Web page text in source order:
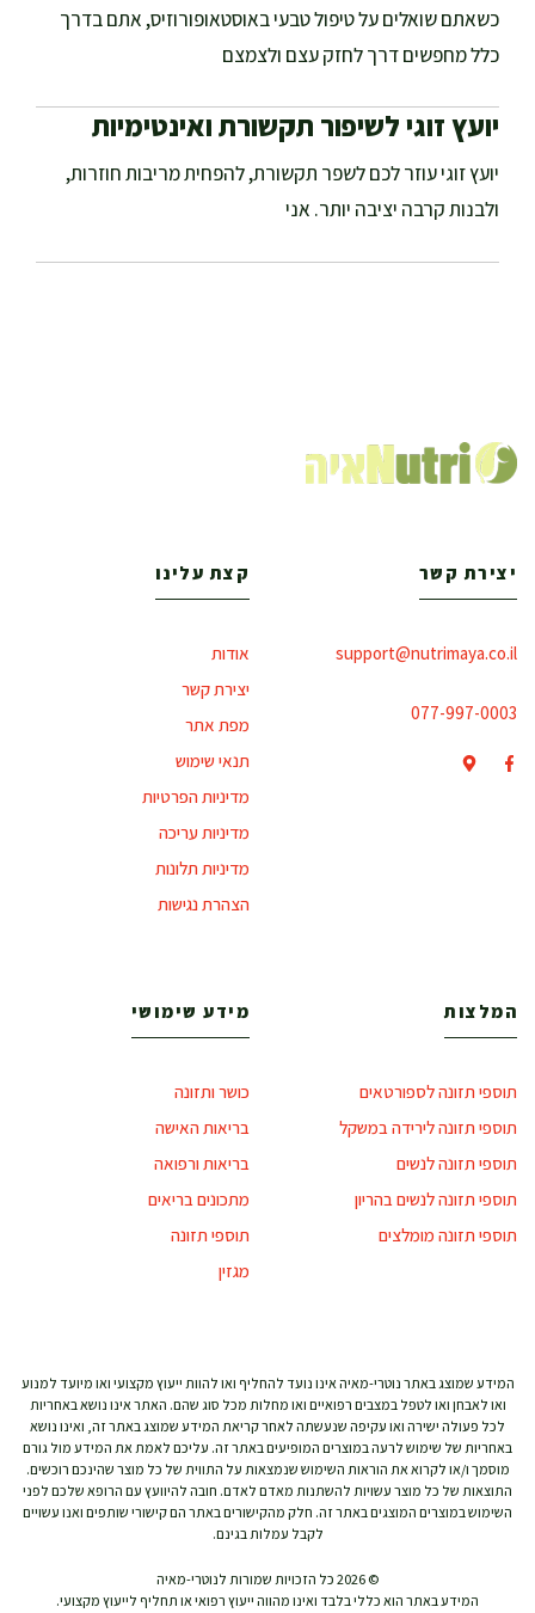
כשאתם שואלים על טיפול טבעי באוסטאופורוזיס, אתם בדרך
כלל מחפשים דרך לחזק עצם ולצמצם
יועץ זוגי לשיפור תקשורת ואינטימיות
יועץ זוגי עוזר לכם לשפר תקשורת, להפחית מריבות חוזרות,
ולבנות קרבה יציבה יותר. אני
יצירת קשר
support@nutrimaya.co.il
077-997-0003
קצת עלינו
אודות
יצירת קשר
מפת אתר
תנאי שימוש
מדיניות הפרטיות
מדיניות עריכה
מדיניות תלונות
הצהרת נגישות
המלצות
תוספי תזונה לספורטאים
תוספי תזונה לירידה במשקל
תוספי תזונה לנשים
תוספי תזונה לנשים בהריון
תוספי תזונה מומלצים
מידע שימושי
כושר ותזונה
בריאות האישה
בריאות ורפואה
מתכונים בריאים
תוספי תזונה
מגזין
המידע שמוצג באתר נוטרי-מאיה אינו נועד להחליף ואו להוות ייעוץ מקצועי ואו מיועד למנוע
ואו לאבחן ואו לטפל במצבים רפואיים ואו מחלות מכל סוג שהם. האתר אינו נושא באחריות
לכל פעולה ישירה ואו עקיפה שנעשתה לאחר קריאת המידע שמוצג באתר זה, ואינו נושא
באחריות של שימוש לרעה במוצרים המופיעים באתר זה. עליכם לאמת את המידע מול גורם
מוסמך ו/או לקרוא את הוראות השימוש שנמצאות על התווית של כל מוצר שהינכם רוכשים.
התוצאות של כל מוצר עשויות להשתנות מאדם לאדם. חובה להיוועץ עם הרופא שלכם לפני
השימוש במוצרים המוצגים באתר זה. חלק מהקישורים באתר הם קישורי שותפים ואנו עשויים
לקבל עמלות בגינם.
© 2026 כל הזכויות שמורות לנוטרי-מאיה
המידע באתר הוא כללי בלבד ואינו מהווה ייעוץ רפואי או תחליף לייעוץ מקצועי.